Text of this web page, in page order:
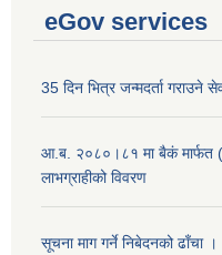
eGov services
35 दिन भित्र जन्मदर्ता गराउने
आ.ब. २०८०।८१ मा बैकं मार्फत
लाभग्राहीको विवरण
सूचना माग गर्ने निबेदनको ढाँचा ।